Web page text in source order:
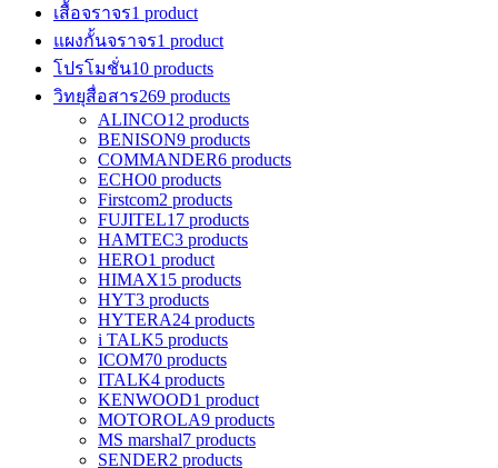
เสื้อจราจร1 product
แผงกั้นจราจร1 product
โปรโมชั่น10 products
วิทยุสื่อสาร269 products
ALINCO12 products
BENISON9 products
COMMANDER6 products
ECHO0 products
Firstcom2 products
FUJITEL17 products
HAMTEC3 products
HERO1 product
HIMAX15 products
HYT3 products
HYTERA24 products
i TALK5 products
ICOM70 products
ITALK4 products
KENWOOD1 product
MOTOROLA9 products
MS marshal7 products
SENDER2 products